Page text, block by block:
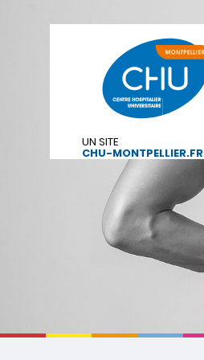
UN SITE
CHU-MONTPELLIER.FR